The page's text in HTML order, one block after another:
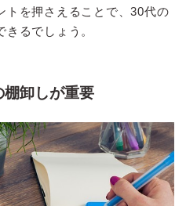
トを押さえることで、30代の
るでしょう。
棚卸しが重要